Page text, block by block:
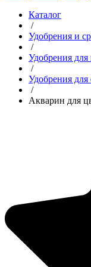
Каталог
/
Удобрения и
/
Удобрения для
/
Удобрения для
/
Акварин для